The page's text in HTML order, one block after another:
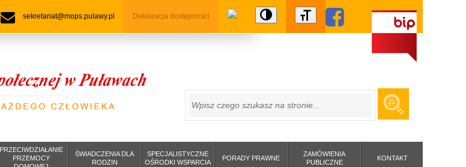
sekretariat@mops.pulawy.pl Deklaracja dostępności
SZUKAJ
PRZECIWDZIAŁANIE
PRZEMOCY
ŚWIADCZENIA DLA
RODZIN
SPECJALISTYCZNE
OŚRODKI WSPARCIA
PORADY PRAWNE
ZAMÓWIENIA
PUBLICZNE
KONTAKT